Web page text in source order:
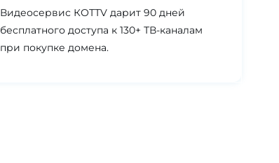
Видеосервис КОТТV дарит 90 дней
бесплатного доступа к 130+ ТВ-каналам
при покупке домена.